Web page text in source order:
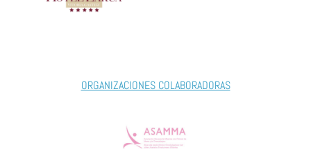
ORGANIZACIONES COLABORADORAS